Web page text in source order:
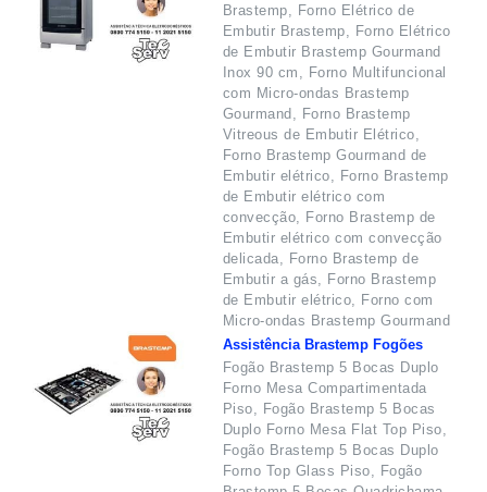
Brastemp, Forno Elétrico de
Embutir Brastemp, Forno Elétrico
de Embutir Brastemp Gourmand
Inox 90 cm, Forno Multifuncional
com Micro-ondas Brastemp
Gourmand, Forno Brastemp
Vitreous de Embutir Elétrico,
Forno Brastemp Gourmand de
Embutir elétrico, Forno Brastemp
de Embutir elétrico com
convecção, Forno Brastemp de
Embutir elétrico com convecção
delicada, Forno Brastemp de
Embutir a gás, Forno Brastemp
de Embutir elétrico, Forno com
Micro-ondas Brastemp Gourmand
Assistência Brastemp Fogões
Fogão Brastemp 5 Bocas Duplo
Forno Mesa Compartimentada
Piso, Fogão Brastemp 5 Bocas
Duplo Forno Mesa Flat Top Piso,
Fogão Brastemp 5 Bocas Duplo
Forno Top Glass Piso, Fogão